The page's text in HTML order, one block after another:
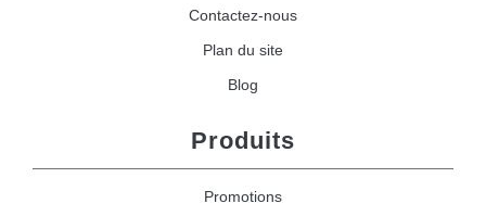
Contactez-nous
Plan du site
Blog
Produits
Promotions